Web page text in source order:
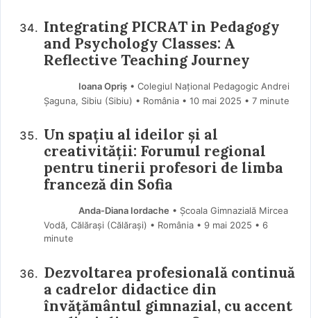
Integrating PICRAT in Pedagogy
and Psychology Classes: A
Reflective Teaching Journey
Ioana Opriș• Colegiul Național Pedagogic Andrei
Șaguna, Sibiu (Sibiu) • România
10 mai 2025 • 7 minute
Un spațiu al ideilor și al
creativității: Forumul regional
pentru tinerii profesori de limba
franceză din Sofia
Anda-Diana Iordache • Școala Gimnazială Mircea
Vodă, Călărași (Călărași) • România
9 mai 2025 • 6
minute
Dezvoltarea profesională continuă
a cadrelor didactice din
învățământul gimnazial, cu accent